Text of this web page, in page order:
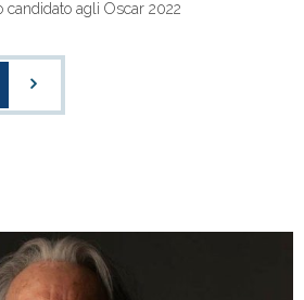
candidato agli Oscar 2022